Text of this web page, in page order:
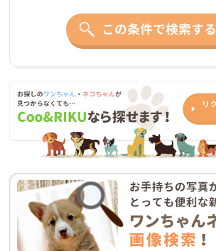
この条件で検索する